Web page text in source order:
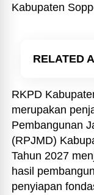
Kabupaten
RELATED
RKPD
merupakan
Pembangunan
(RPJMD)
Tahun 2027
hasil
penyiapan